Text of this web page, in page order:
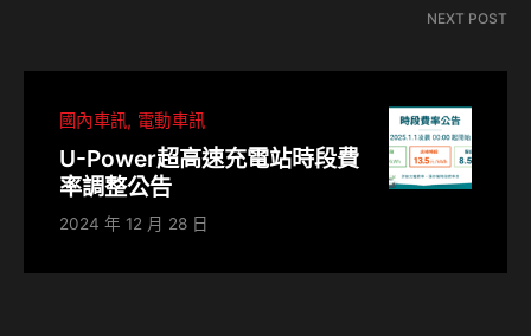
NEXT POST
國內車訊 電動車訊
U-Power超高速充電站時段費
率調整公告
2024 年 12 月 28 日